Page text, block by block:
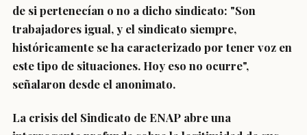
de si pertenecían o no a dicho sindicato: "Son
trabajadores igual, y el sindicato siempre,
históricamente se ha caracterizado por tener voz en
este tipo de situaciones. Hoy eso no ocurre",
señalaron desde el anonimato.
La crisis del Sindicato de ENAP abre una